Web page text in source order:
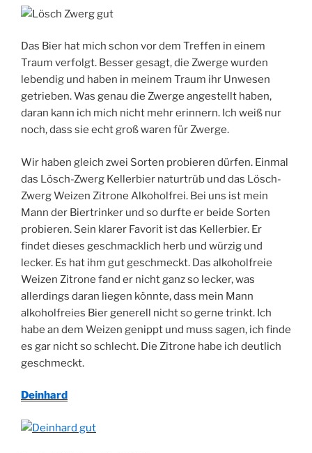
Das Bier hat mich schon vor dem Treffen in einem
Traum verfolgt. Besser gesagt, die Zwerge wurden
lebendig und haben in meinem Traum ihr Unwesen
getrieben. Was genau die Zwerge angestellt haben,
daran kann ich mich nicht mehr erinnern. Ich weiß nur
noch, dass sie echt groß waren für Zwerge.
Wir haben gleich zwei Sorten probieren dürfen. Einmal
das Lösch-Zwerg Kellerbier naturtrüb und das Lösch-
Zwerg Weizen Zitrone Alkoholfrei. Bei uns ist mein
Mann der Biertrinker und so durfte er beide Sorten
probieren. Sein klarer Favorit ist das Kellerbier. Er
findet dieses geschmacklich herb und würzig und
lecker. Es hat ihm gut geschmeckt. Das alkoholfreie
Weizen Zitrone fand er nicht ganz so lecker, was
allerdings daran liegen könnte, dass mein Mann
alkoholfreies Bier generell nicht so gerne trinkt. Ich
habe an dem Weizen genippt und muss sagen, ich finde
es gar nicht so schlecht. Die Zitrone habe ich deutlich
geschmeckt.
Deinhard